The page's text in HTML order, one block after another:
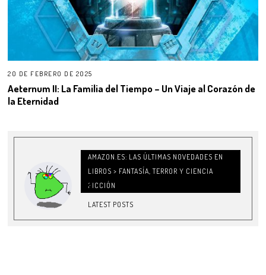
20 DE FEBRERO DE 2025
Aeternum II: La Familia del Tiempo – Un Viaje al Corazón de
la Eternidad
AMAZON.ES: LAS ÚLTIMAS NOVEDADES EN
LIBROS > FANTASÍA, TERROR Y CIENCIA
FICCIÓN
LATEST POSTS